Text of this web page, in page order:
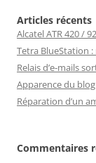
Articles récents
Alcatel ATR 420 /
Tetra BlueStation :
Relais d’e-mails
Apparence du blog
Réparation d’un
Commentaires